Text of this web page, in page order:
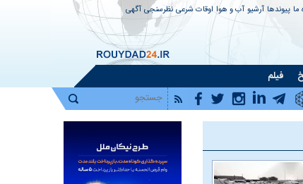
ما پیوندها آرشیو آب و هوا اوقات شرعی نظرسنجی آگهی
فیلم